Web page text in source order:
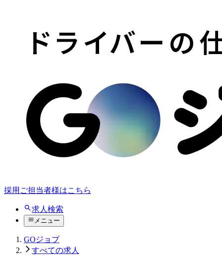
採用ご担当者様はこちら
求人検索
メニュー
GOジョブ
すべての求人